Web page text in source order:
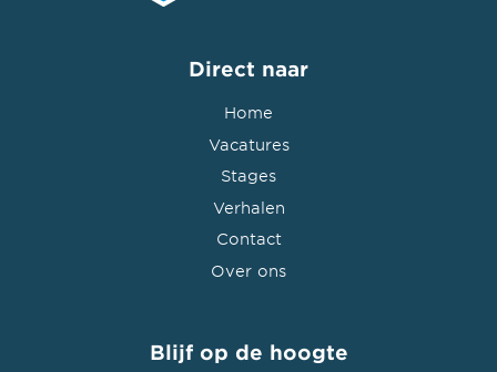
Direct naar
Home
Vacatures
Stages
Verhalen
Contact
Over ons
Blijf op de hoogte